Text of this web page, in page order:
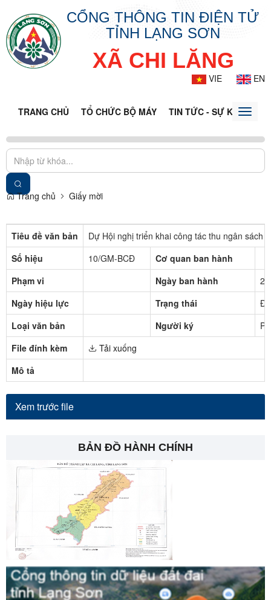
CỔNG THÔNG TIN ĐIỆN TỬ
TỈNH LẠNG SƠN
XÃ CHI LĂNG
VIE EN
TRANG CHỦ TỔ CHỨC BỘ MÁY TIN TỨC - SỰ KIỆNToggle
Trang chủ Giấy mời
Tiêu đề văn bản
Dự Hội nghị triển khai công tác thu ngân sách
Số hiệu
10/GM-BCĐ
Cơ quan ban hành
Phạm vi
Ngày ban hành
Ngày hiệu lực
Trạng thái
Loại văn bản
Người ký
File đính kèm
Tải xuống
Mô tả
Xem trước file
BẢN ĐỒ HÀNH CHÍNH